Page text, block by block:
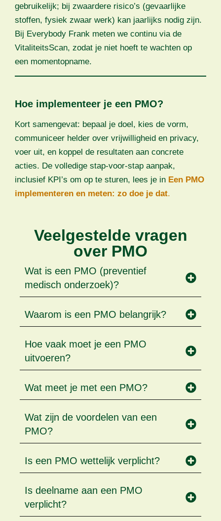
gebruikelijk; bij zwaardere risico’s (gevaarlijke
stoffen, fysiek zwaar werk) kan jaarlijks nodig zijn.
Bij Everybody Frank meten we continu via de
VitaliteitsScan, zodat je niet hoeft te wachten op
een momentopname.
Hoe implementeer je een PMO?
Kort samengevat: bepaal je doel, kies de vorm,
communiceer helder over vrijwilligheid en privacy,
voer uit, en koppel de resultaten aan concrete
acties. De volledige stap-voor-stap aanpak,
inclusief KPI’s om op te sturen, lees je in Een PMO
implementeren en meten: zo doe je dat.
Veelgestelde vragen
over PMO
Wat is een PMO (preventief
medisch onderzoek)?
Waarom is een PMO belangrijk?
Hoe vaak moet je een PMO
uitvoeren?
Wat meet je met een PMO?
Wat zijn de voordelen van een
PMO?
Is een PMO wettelijk verplicht?
Is deelname aan een PMO
verplicht?